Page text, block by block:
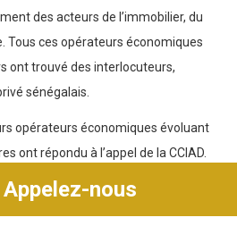
des acteurs de l’immobilier, du
Tous ces opérateurs économiques
ont trouvé des interlocuteurs,
sénégalais.
opérateurs économiques évoluant
ont répondu à l’appel de la CCIAD.
la partie chinoise des opportunités
ventures dans ces secteurs.
Appelez-nous